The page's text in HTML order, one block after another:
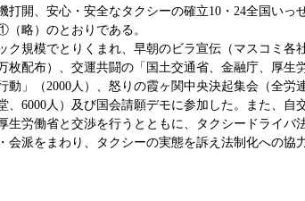
開、安心・安全なタクシーの確立10・24全国いっ
略）のとおりである。
規模でとりくまれ、早朝のビラ宣伝（マスコミ各
枚配布）、交運共闘の「国土交通省、金融庁、厚生
動」（2000人）、怒りの霞ヶ関中央決起集会（全労
6000人）及び国会請願デモに参加した。また、自
生労働省と交渉を行うとともに、タクシードライバ
会派をまわり、タクシーの実態を訴え法制化への協